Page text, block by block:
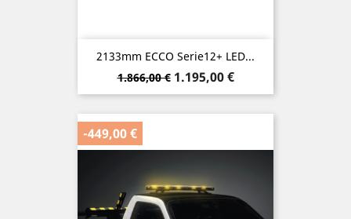
2133mm ECCO Serie12+ LED...
Verkaufspreis
1.866,00 € Preis
1.195,00 €
-449,00 €